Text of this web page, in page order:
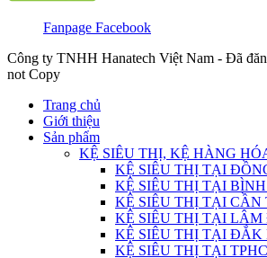
Fanpage Facebook
Công ty TNHH Hanatech Việt Nam - Đã
not Copy
Trang chủ
Giới thiệu
Sản phẩm
KỆ SIÊU THỊ, KỆ HÀNG
KỆ SIÊU THỊ TẠI
KỆ SIÊU THỊ TẠI
KỆ SIÊU THỊ TẠI CẦN
KỆ SIÊU THỊ TẠI LÂM
KỆ SIÊU THỊ TẠI ĐẮK
KỆ SIÊU THỊ TẠI